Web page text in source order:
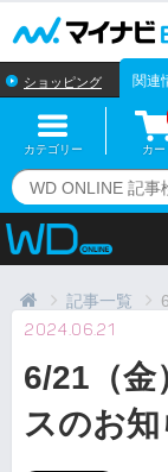
ショッピング 関連
カテゴリー カー
記事一覧
2024.06.21
6/21（金
スのお知